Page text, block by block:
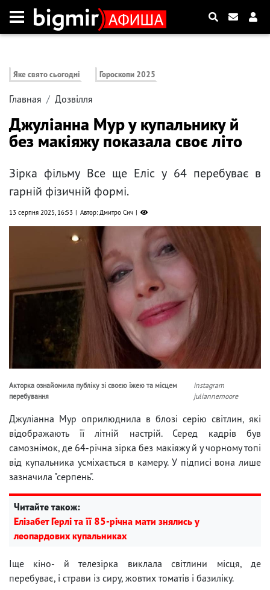
Яке свято сьогодні Гороскопи 2025
Главная Дозвілля
Джуліанна Мур у купальнику й
без макіяжу показала своє літо
Зірка фільму Все ще Еліс у 64 перебуває в
гарній фізичній формі.
13 серпня 2025, 16:53 Автор: Дмитро Сич
Акторка ознайомила публіку зі своєю їжею та місцем
перебування
instagram
juliannemoore
Джуліанна Мур оприлюднила в блозі серію світлин, які
відображають її літній настрій. Серед кадрів був
самознімок, де 64-річна зірка без макіяжу й у чорному топі
від купальника усміхається в камеру. У підписі вона лише
зазначила "серпень".
Читайте також:
Елізабет Герлі та її 85-річна мати знялись у
леопардових купальниках
Іще кіно- й телезірка виклала світлини місця, де
перебуває, і страви із сиру, жовтих томатів і базиліку.